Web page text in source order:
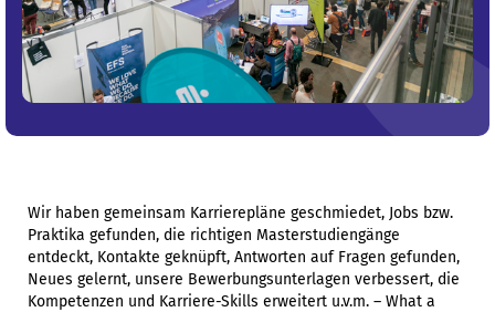
Wir haben gemeinsam Karrierepläne geschmiedet, Jobs bzw.
Praktika gefunden, die richtigen Masterstudiengänge
entdeckt, Kontakte geknüpft, Antworten auf Fragen gefunden,
Neues gelernt, unsere Bewerbungsunterlagen verbessert, die
Kompetenzen und Karriere-Skills erweitert u.v.m. – What a